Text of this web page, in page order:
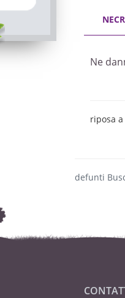
Ne
riposa
defunti